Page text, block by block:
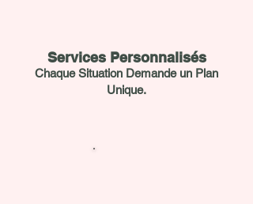
Services Personnalisés
Chaque Situation Demande un Plan
Unique.